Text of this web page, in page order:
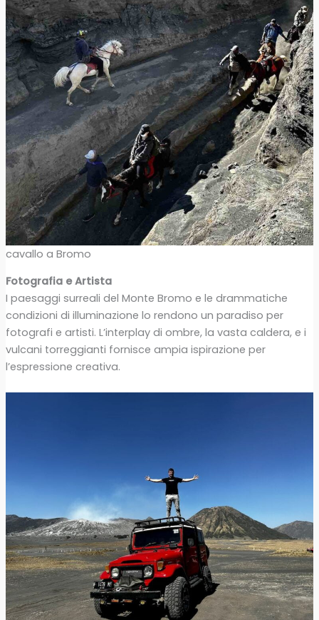
cavallo a Bromo
Fotografia e Artista
I paesaggi surreali del Monte Bromo e le drammatiche
condizioni di illuminazione lo rendono un paradiso per
fotografi e artisti. L’interplay di ombre, la vasta caldera, e i
vulcani torreggianti fornisce ampia ispirazione per
l’espressione creativa.